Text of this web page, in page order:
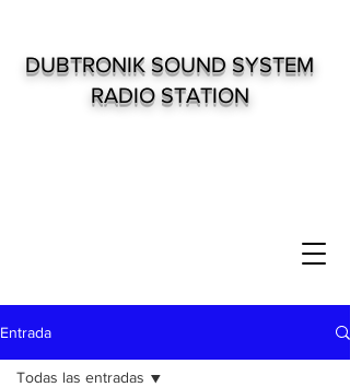
DUBTRONIK SOUND SYSTEM
RADIO STATION
Entrada
Todas las entradas